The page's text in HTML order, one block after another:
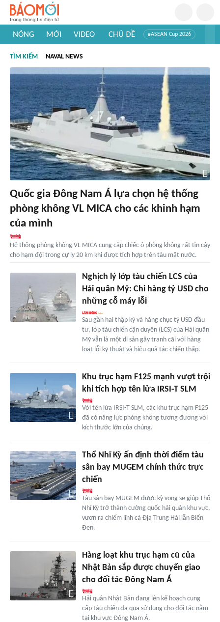
NÓNG MỚI VIDEO CHỦ ĐỀ #ASEAN Cup 2026
#Khám phá thế giới
TÌM KIẾM NAVAL NEWS
Quốc gia Đông Nam Á lựa chọn hệ thống
phòng không VL MICA cho các khinh hạm
của mình
Hệ thống phòng không VL MICA cung cấp chiếc ô phòng không rất tin cậy
cho hạm đội trong cự ly 20 km khi được tích hợp trên tàu mặt nước.
Nghịch lý lớp tàu chiến LCS của
Hải quân Mỹ: Chi hàng tỷ USD cho
những cỗ máy lỗi
Sau gần hai thập kỷ và hàng chục tỷ USD đầu
tư, lớp tàu chiến cận duyên (LCS) của Hải quân
Mỹ vẫn là một di sản gây tranh cãi với hàng
loạt lỗi kỹ thuật và hiệu quả tác chiến thấp.
Khu trục hạm F125 mạnh vượt trội
khi tích hợp tên lửa IRSI-T SLM
Với tên lửa IRSI-T SLM, các khu trục hạm F125
đã có năng lực phòng không tương đương với
kích thước lớn của chúng.
Thổ Nhĩ Kỳ ấn định thời điểm tàu
sân bay MUGEM chính thức trực
chiến
Tàu sân bay MUGEM được kỳ vọng sẽ giúp Thổ
Nhĩ Kỳ trở thành cường quốc hải quân khu vực,
vươn ra chiếm lĩnh cả Địa Trung Hải lẫn Biển
Đen.
Hàng loạt khu trục hạm cũ của
Nhật Bản sắp được chuyển giao
cho đối tác Đông Nam Á
Hải quân Nhật Bản đang lên kế hoạch cung
cấp tàu chiến đã qua sử dụng cho đối tác nằm
tại khu vực Đông Nam Á.